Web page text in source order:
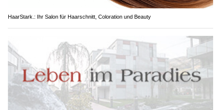
HaarStark.: Ihr Salon für Haarschnitt, Coloration und Beauty